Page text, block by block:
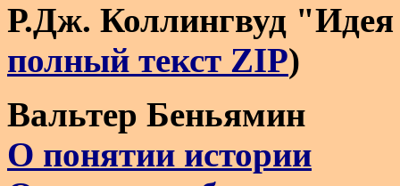
Р.Дж. Коллингвуд
полный текст ZIP)
Вальтер Беньямин
О понятии истории